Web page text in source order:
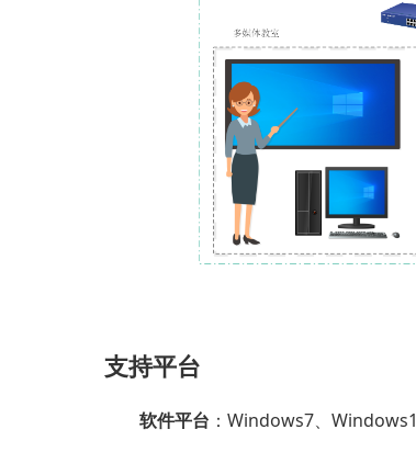
支持平台
软件平台 ：Windows7、